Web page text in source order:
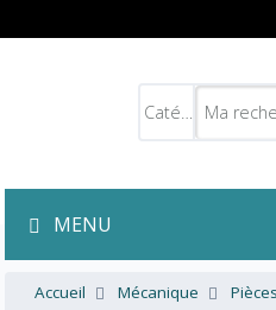
MENU
Accueil Mécanique